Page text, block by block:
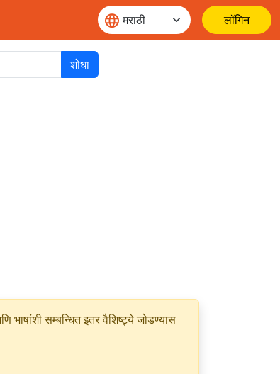
लॉगिन
शोधा
सम्बन्धित इतर वैशिष्ट्ये जोडण्यास